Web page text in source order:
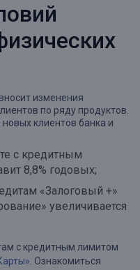
изменения
по ряду продуктов.
клиентов банка и
с кредитным
8,8% годовых;
«Залоговый +»
увеличивается
с кредитным лимитом
. Ознакомиться